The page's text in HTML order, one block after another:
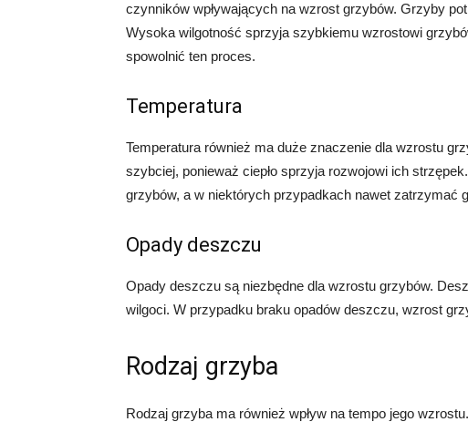
czynników wpływających na wzrost grzybów. Grzyby
Wysoka wilgotność sprzyja szybkiemu wzrostowi
spowolnić ten proces.
Temperatura
Temperatura również ma duże znaczenie dla wzrostu
szybciej, ponieważ ciepło sprzyja rozwojowi ich
grzybów, a w niektórych przypadkach nawet zatrzymać
Opady deszczu
Opady deszczu są niezbędne dla wzrostu grzybów.
wilgoci. W przypadku braku opadów deszczu, wzrost
Rodzaj grzyba
Rodzaj grzyba ma również wpływ na tempo jego